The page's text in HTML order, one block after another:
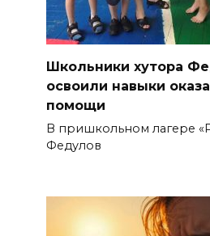
Школьники хутора
освоили навыки
помощи
В пришкольном лагере
Федулов